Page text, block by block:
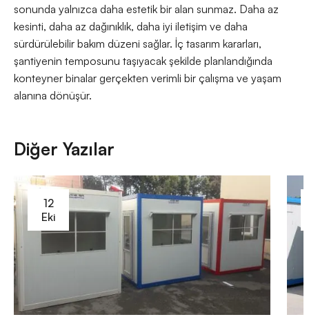
sonunda yalnızca daha estetik bir alan sunmaz. Daha az
kesinti, daha az dağınıklık, daha iyi iletişim ve daha
sürdürülebilir bakım düzeni sağlar. İç tasarım kararları,
şantiyenin temposunu taşıyacak şekilde planlandığında
konteyner binalar gerçekten verimli bir çalışma ve yaşam
alanına dönüşür.
Diğer Yazılar
12
Eki